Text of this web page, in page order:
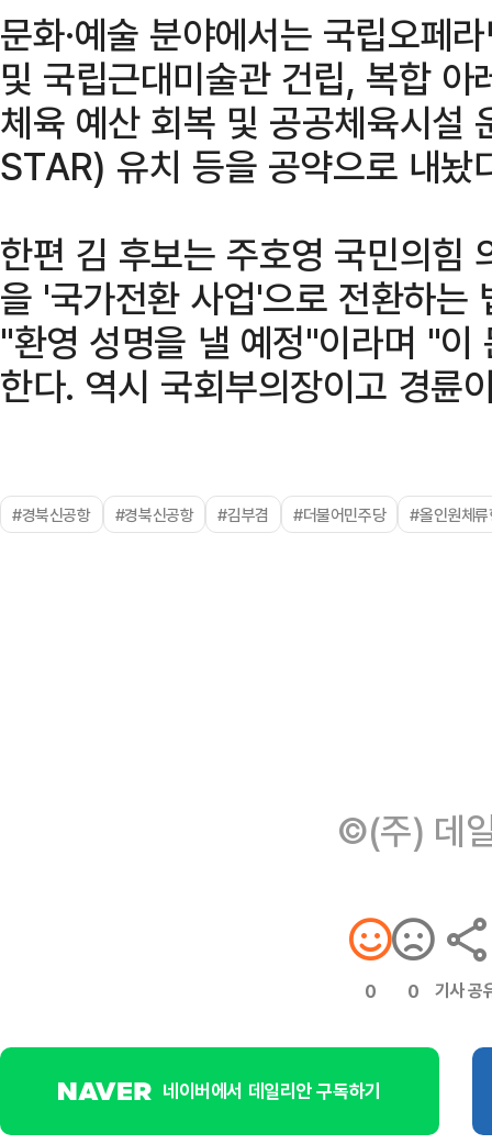
문화·예술 분야에서는 국립오페
및 국립근대미술관 건립, 복합
체육 예산 회복 및 공공체육시설
STAR) 유치 등을 공약으로 내놨
한편 김 후보는 주호영 국민의힘
을 '국가전환 사업'으로 전환하는
"환영 성명을 낼 예정"이라며 "이
한다. 역시 국회부의장이고 경륜
#경북신공항 #경북신공항 #김부겸 #더불어민주당 #올인원체
©(주) 데
0 0 기사 공
네이버에서 데일리안 구독하기